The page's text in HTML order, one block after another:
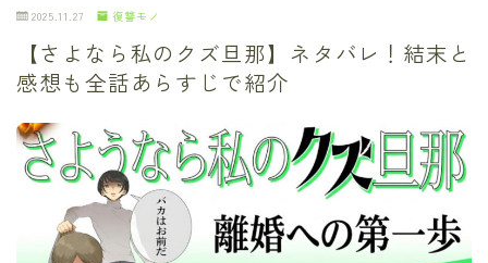
2025.11.27 復讐モノ
【さよなら私のクズ旦那】ネタバレ！結末と
感想も全話あらすじで紹介